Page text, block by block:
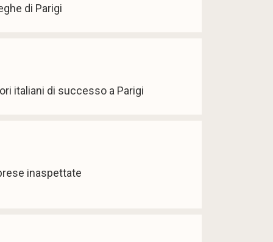
di Parigi
italiani di successo a Parigi
inaspettate